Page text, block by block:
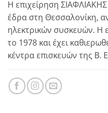
Η επιχείρηση
έδρα στη Θεσσαλονίκη,
ηλεκτρικών συσκευών. Η
το 1978 και έχει
κέντρα επισκευών της Β.